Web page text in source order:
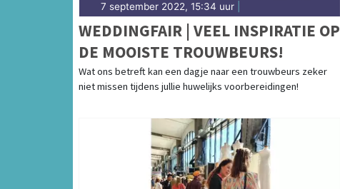
7 september 2022, 15:34 uur
WEDDINGFAIR | VEEL INSPIRATIE OP
DE MOOISTE TROUWBEURS!
Wat ons betreft kan een dagje naar een trouwbeurs zeker
niet missen tijdens jullie huwelijks voorbereidingen!